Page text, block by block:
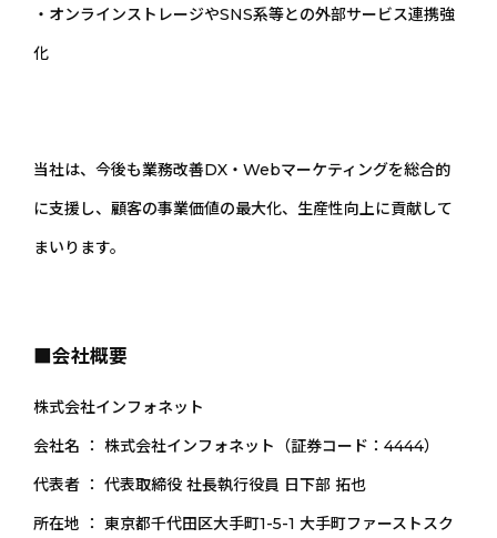
・オンラインストレージやSNS系等との外部サービス連携強
化
当社は、今後も業務改善DX・Webマーケティングを総合的
に支援し、顧客の事業価値の最大化、生産性向上に貢献して
まいります。
■会社概要
株式会社インフォネット
会社名 ： 株式会社インフォネット（証券コード：4444）
代表者 ： 代表取締役 社長執行役員 日下部 拓也
所在地 ： 東京都千代田区大手町1-5-1 大手町ファーストスク